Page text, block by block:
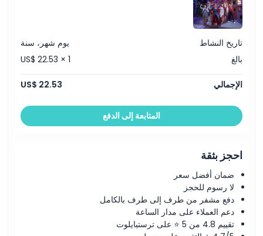
تاريخ النشاط
يوم شهر، سنة
بالغ
US$ 22.53 × 1
الإجمالي US$ 22.53
المتابعة إلى الدفع
احجز بثقة
ضمان أفضل سعر
لا رسوم للحجز
دفع مشفر من طرف إلى طرف بالكامل
دعم العملاء على مدار الساعة
تقييم 4.8 من 5 ⭐ على ترستبايلوت